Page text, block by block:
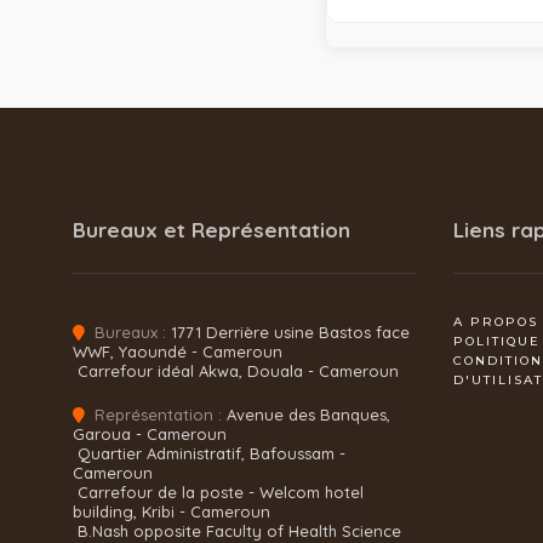
Bureaux et Représentation
Bureaux : 1771 Derrière usine Bastos face
WWF, Yaoundé - Cameroun
Carrefour idéal Akwa, Douala - Cameroun
Représentation : Avenue des Banques,
Garoua - Cameroun
Quartier Administratif, Bafoussam -
Cameroun
Carrefour de la poste - Welcom hotel
building, Kribi - Cameroun
B.Nash opposite Faculty of Health Science
Liens
A PROPOS